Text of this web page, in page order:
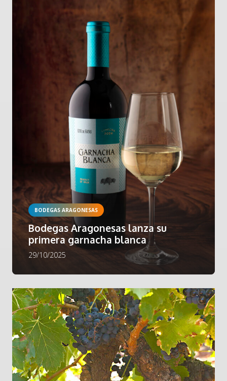
BODEGAS ARAGONESAS
Bodegas Aragonesas lanza su
primera garnacha blanca
29/10/2025